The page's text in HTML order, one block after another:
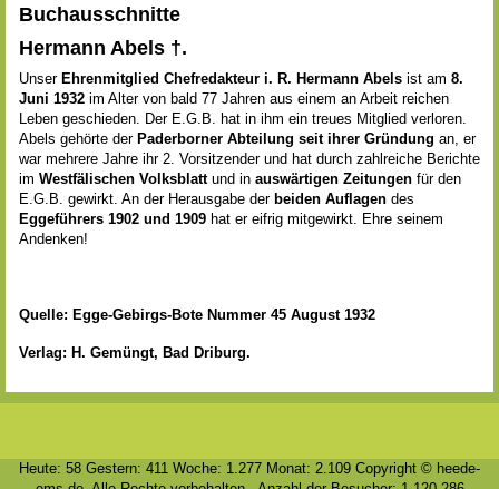
Buchausschnitte
Hermann Abels †.
Unser Ehrenmitglied Chefredakteur i. R. Hermann Abels ist am 8.
Juni 1932 im Alter von bald 77 Jahren aus einem an Arbeit reichen
Leben geschieden. Der E.G.B. hat in ihm ein treues Mitglied verloren.
Abels gehörte der Paderborner Abteilung seit ihrer Gründung an, er
war mehrere Jahre ihr 2. Vorsitzender und hat durch zahlreiche Berichte
im Westfälischen Volksblattund in auswärtigen Zeitungen für den
E.G.B. gewirkt. An der Herausgabe der beiden Auflagen des
Eggeführers 1902 und 1909 hat er eifrig mitgewirkt. Ehre seinem
Andenken!
Quelle: Egge-Gebirgs-Bote Nummer 45 August 1932
Verlag: H. Gemüngt, Bad Driburg.
Heute: 58 Gestern: 411 Woche: 1.277 Monat: 2.109 Copyright © heede-